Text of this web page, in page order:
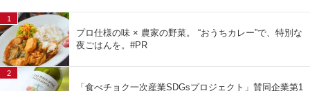
プロ仕様の味 × 農家の野菜。 “おうちカレー”で、特別な
夜ごはんを。#PR
1
「食べチョク一次産業SDGsプロジェクト」賛同企業第1
2